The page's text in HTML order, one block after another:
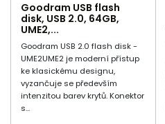
Goodram USB flash
disk, USB 2.0, 64GB,
UME2,...
Goodram USB 2.0 flash disk -
UME2UME2 je moderní přístup
ke klasickému designu,
vyzančuje se především
intenzitou barev krytů. Konektor
s...